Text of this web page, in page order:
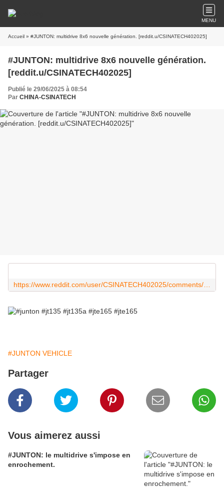
MENU
Accueil » #JUNTON: multidrive 8x6 nouvelle génération. [reddit.u/CSINATECH402025]
#JUNTON: multidrive 8x6 nouvelle génération.
[reddit.u/CSINATECH402025]
Publié le 29/06/2025 à 08:54
Par CHINA-CSINATECH
#JUNTON VEHICLE
Partager
Vous aimerez aussi
#JUNTON: le multidrive s'impose en
enrochement.